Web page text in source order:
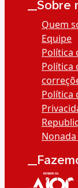
__Sobre
Quem
Equipe
Política
Política
Política
Nonada